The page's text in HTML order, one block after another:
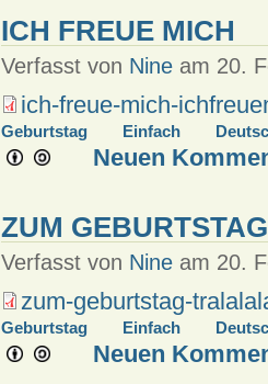
ICH FREUE MICH
Verfasst von Nineam 20.
ich-freue-mich-
Geburtstag Einfach
Neuen
ZUM
Verfasst von Nineam 20.
zum-geburtstag-
Geburtstag Einfach
Neuen